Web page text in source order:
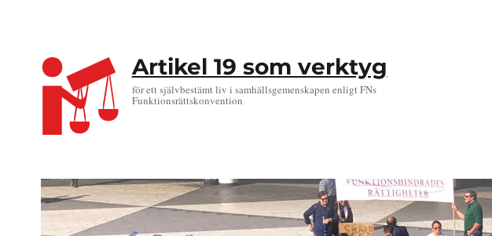
Artikel 19 som verktyg
för ett självbestämt liv i samhällsgemenskapen enligt FNs
Funktionsrättskonvention